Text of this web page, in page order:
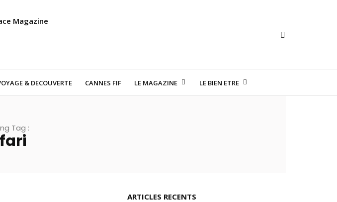
& DECOUVERTE CANNES FIF LE MAGAZINE LE BIEN ETRE
Tag :
ARTICLES RECENTS